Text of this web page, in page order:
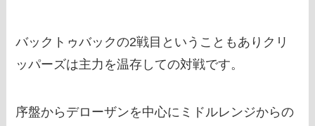
バックトゥバックの2戦目ということもありクリ
ッパーズは主力を温存しての対戦です。
序盤からデローザンを中心にミドルレンジからの